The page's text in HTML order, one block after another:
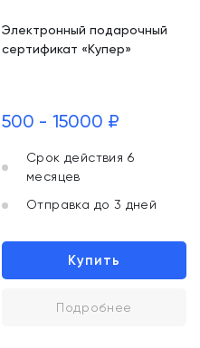
Электронный подарочный
сертификат «Купер»
500 - 15000 ₽
Срок действия 6
месяцев
Отправка до 3 дней
Купить
Подробнее